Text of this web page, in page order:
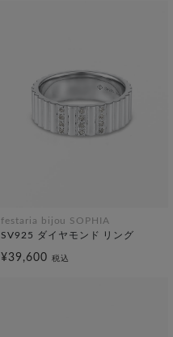
festaria bijou SOPHIA
SV925 ダイヤモンド リング
¥39,600 税込